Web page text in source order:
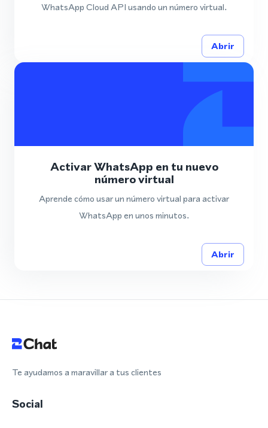
WhatsApp Cloud API usando un número virtual.
Abrir
Activar WhatsApp en tu nuevo
número virtual
Aprende cómo usar un número virtual para activar
WhatsApp en unos minutos.
Abrir
Te ayudamos a maravillar a tus clientes
Social